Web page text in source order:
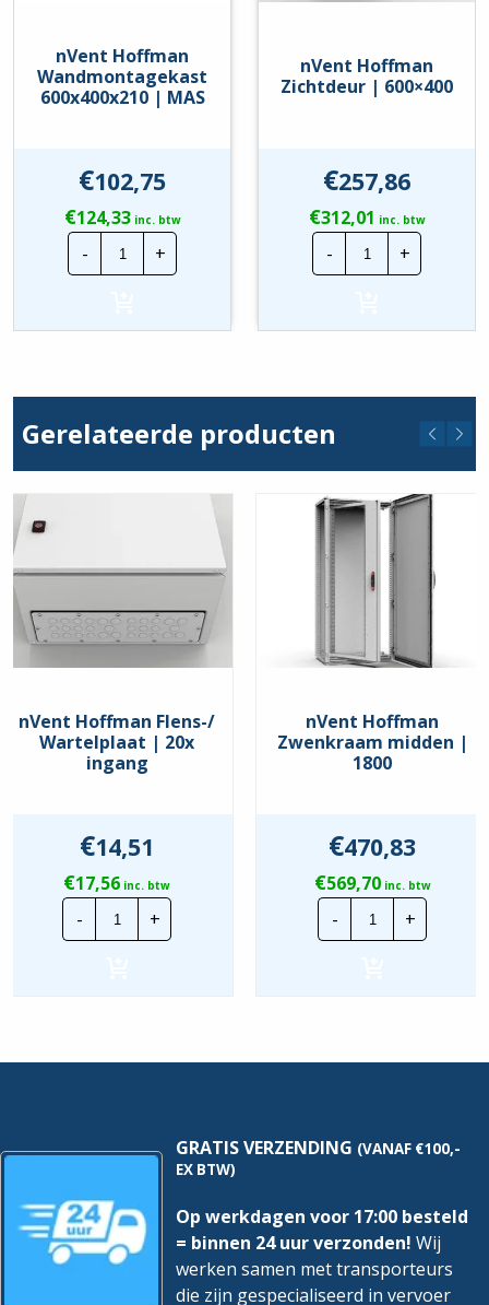
nVent Hoffman
Wandmontagekast
600x400x210 | MAS
€102,75
€124,33inc. btw
-
nVent
Hoffman
Wandmontagekast
MAS
+
nVent Hoffman
Zichtdeur | 600×400
€257,86
€312,01 inc. btw
-
nVent
Hoffman
Zichtdeur
hoeveelheid
+
Gerelateerde producten
nVent Hoffman Flens-/
Wartelplaat | 20x
ingang
€14,51
€17,56 inc. btw
-
nVent
Hoffman
Flens-/
+
nVent Hoffman
Zwenkraam midden |
1800
€470,83
€569,70inc. btw
-
nVent
Hoffman
Zwenkraam
+
GRATIS VERZENDING (VANAF €100,-
EX BTW)
Op werkdagen voor 17:00 besteld
= binnen 24 uur verzonden! Wij
werken samen met transporteurs
die zijn gespecialiseerd in vervoer